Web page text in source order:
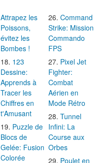
Attrapez les
Poissons,
évitez les
Bombes !
123
Dessine:
Apprends à
Tracer les
Chiffres en
t'Amusant
Puzzle de
Blocs de
Gelée: Fusion
Colorée
Command
Strike: Mission
Commando
FPS
Pixel Jet
Fighter:
Combat
Aérien en
Mode Rétro
Tunnel
Infini: La
Course aux
Orbes
Poulet en